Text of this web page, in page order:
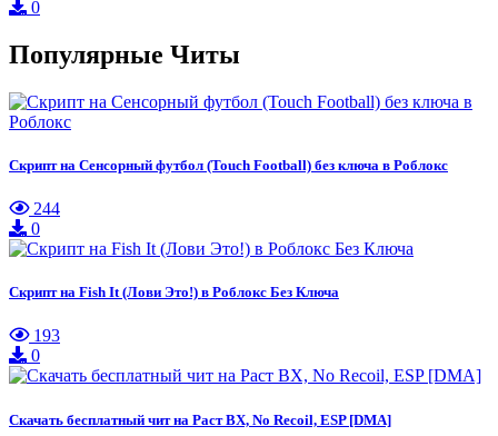
0
Популярные Читы
Скрипт на Сенсорный футбол (Touch Football) без ключа в Роблокс
244
0
Скрипт на Fish It (Лови Это!) в Роблокс Без Ключа
193
0
Скачать бесплатный чит на Раст ВХ, No Recoil, ESP [DMA]